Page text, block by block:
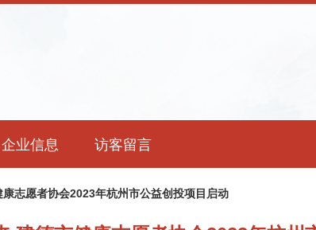
企业信息 访客留言
志愿者协会2023年杭州市公益创投项目启动